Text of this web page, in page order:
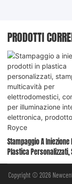
PRODOTTI
Stampaggio A Iniezione
Plastica Personalizzati,
Multicavità Per
Componenti Per
Copyright © 2026